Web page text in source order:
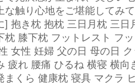
な触り心地をご堪能してみ
] 抱き枕 抱枕 三日月枕 三
枕 膝下枕 フットレスト フ
女性 妊婦 父の日 母の日
疲れ 腰痛 ひるね 横寝 横
まくら 健康枕 寝具 マクラ